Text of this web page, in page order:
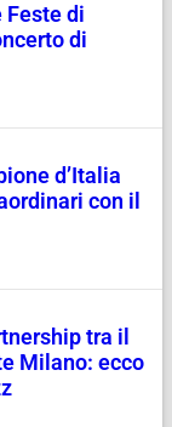
Feste di
di
d’Italia
con il
tra il
Milano: ecco